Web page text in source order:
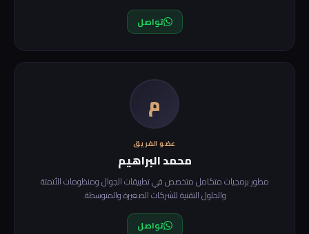
تواصل
م
عضو الفريق
محمد البراهيم
مطور برمجيات متكامل متخصص في تطبيقات الجوال ومنظومات الأتمتة
والحلول التقنية للشركات الصغيرة والمتوسطة.
تواصل